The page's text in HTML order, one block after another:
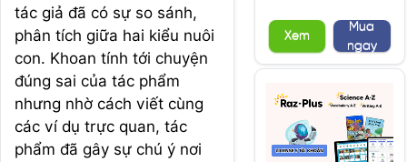
tác giả đã có sự so sánh,
phân tích giữa hai kiểu nuôi
con. Khoan tính tới chuyện
đúng sai của tác phẩm
nhưng nhờ cách viết cùng
các ví dụ trực quan, tác
phẩm đã gây sự chú ý nơi
Xem
Mua
ngay